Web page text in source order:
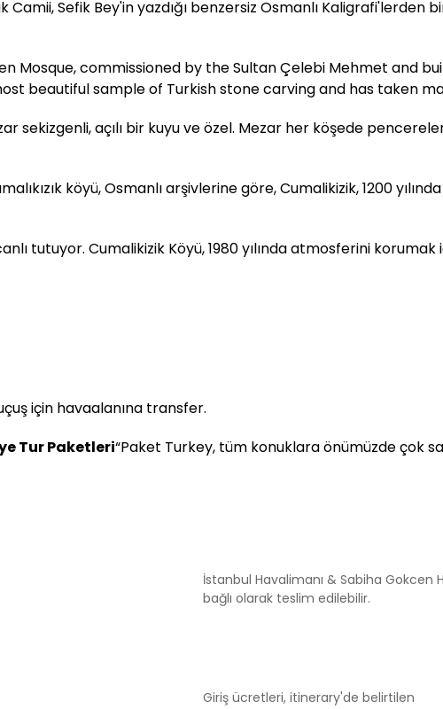
Sefik Bey'in yazdığı benzersiz Osmanlı Kaligrafi'lerden
Mosque, commissioned by the Sultan Çelebi Mehmet and
beautiful sample of Turkish stone carving and has taken
sekizgenli, açılı bir kuyu ve özel. Mezar her köşede
köyü, Osmanlı arşivlerine göre, Cumalikizik, 1200
tutuyor. Cumalikizik Köyü, 1980 yılında atmosferini
için havaalanına transfer.
Tur Paketleri“Paket Turkey, tüm konuklara önümüzde çok
İstanbul Havalimanı & Sabiha Gokcen
bağlı olarak teslim edilebilir.
Giriş ücretleri, itinerary'de belirtilen